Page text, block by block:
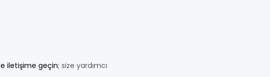
iletişime geçin; size yardımcı